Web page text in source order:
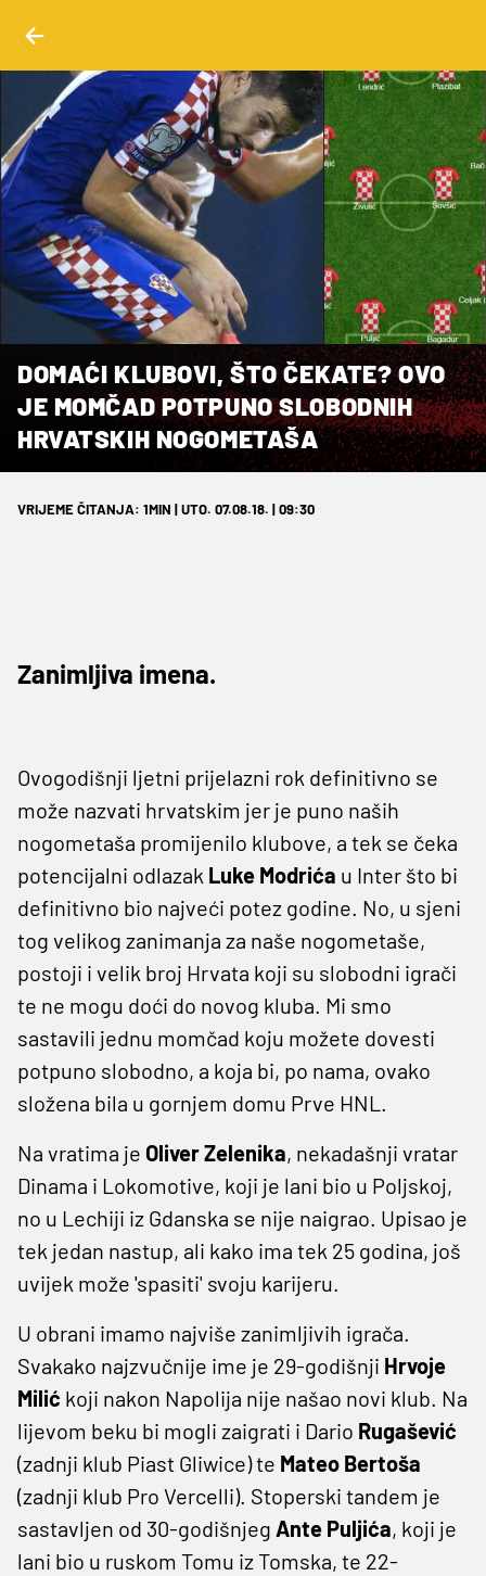
DOMAĆI KLUBOVI, ŠTO ČEKATE? OVO
JE MOMČAD POTPUNO SLOBODNIH
HRVATSKIH NOGOMETAŠA
VRIJEME ČITANJA: 1MIN | UTO. 07.08.18. | 09:30
Zanimljiva imena.
Ovogodišnji ljetni prijelazni rok definitivno se
može nazvati hrvatskim jer je puno naših
nogometaša promijenilo klubove, a tek se čeka
potencijalni odlazak Luke Modrića u Inter što bi
definitivno bio najveći potez godine. No, u sjeni
tog velikog zanimanja za naše nogometaše,
postoji i velik broj Hrvata koji su slobodni igrači
te ne mogu doći do novog kluba. Mi smo
sastavili jednu momčad koju možete dovesti
potpuno slobodno, a koja bi, po nama, ovako
složena bila u gornjem domu Prve HNL.
Na vratima je OliverZelenika, nekadašnji vratar
Dinama i Lokomotive, koji je lani bio u Poljskoj,
no u Lechiji iz Gdanska se nije naigrao. Upisao je
tek jedan nastup, ali kako ima tek 25 godina, još
uvijek može 'spasiti' svoju karijeru.
U obrani imamo najviše zanimljivih igrača.
Svakako najzvučnije ime je 29-godišnji Hrvoje
Milić koji nakon Napolija nije našao novi klub. Na
lijevom beku bi mogli zaigrati i Dario Rugašević
(zadnji klub Piast Gliwice) te Mateo Bertoša
(zadnji klub Pro Vercelli). Stoperski tandem je
sastavljen od 30-godišnjeg Ante Puljića, koji je
lani bio u ruskom Tomu iz Tomska, te 22-